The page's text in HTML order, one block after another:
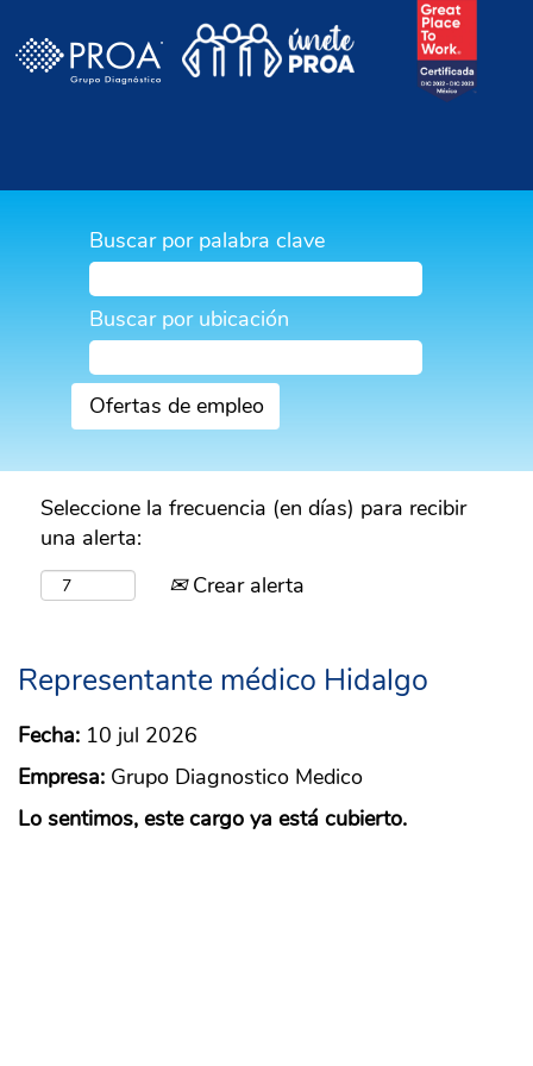
Buscar por palabra clave
Buscar por ubicación
Seleccione la frecuencia (en días) para recibir
una alerta:
Crear alerta
Representante médico Hidalgo
Fecha: 10 jul 2026
Empresa: Grupo Diagnostico Medico
Lo sentimos, este cargo ya está cubierto.